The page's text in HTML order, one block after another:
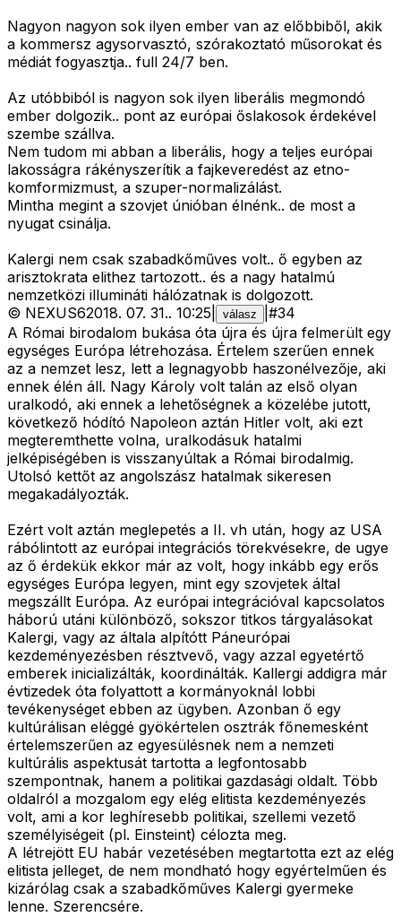
Nagyon nagyon sok ilyen ember van az előbbiből, akik
a kommersz agysorvasztó, szórakoztató műsorokat és
médiát fogyasztja.. full 24/7 ben.
Az utóbbiból is nagyon sok ilyen liberális megmondó
ember dolgozik.. pont az európai őslakosok érdekével
szembe szállva.
Nem tudom mi abban a liberális, hogy a teljes európai
lakosságra rákényszerítik a fajkeveredést az etno-
komformizmust, a szuper-normalizálást.
Mintha megint a szovjet únióban élnénk.. de most a
nyugat csinálja.
Kalergi nem csak szabadkőműves volt.. ő egyben az
arisztokrata elithez tartozott.. és a nagy hatalmú
nemzetközi illumináti hálózatnak is dolgozott.
© NEXUS62018. 07. 31.. 10:25 válasz #34
A Római birodalom bukása óta újra és újra felmerült egy
egységes Európa létrehozása. Értelem szerűen ennek
az a nemzet lesz, lett a legnagyobb haszonélvezője, aki
ennek élén áll. Nagy Károly volt talán az első olyan
uralkodó, aki ennek a lehetőségnek a közelébe jutott,
következő hódító Napoleon aztán Hitler volt, aki ezt
megteremthette volna, uralkodásuk hatalmi
jelképiségében is visszanyúltak a Római birodalmig.
Utolsó kettőt az angolszász hatalmak sikeresen
megakadályozták.
Ezért volt aztán meglepetés a II. vh után, hogy az USA
rábólintott az európai integrációs törekvésekre, de ugye
az ő érdekük ekkor már az volt, hogy inkább egy erős
egységes Európa legyen, mint egy szovjetek által
megszállt Európa. Az európai integrációval kapcsolatos
háború utáni különböző, sokszor titkos tárgyalásokat
Kalergi, vagy az általa alpítótt Páneurópai
kezdeményezésben résztvevő, vagy azzal egyetértő
emberek inicializálták, koordinálták. Kallergi addigra már
évtizedek óta folyattott a kormányoknál lobbi
tevékenységet ebben az ügyben. Azonban ő egy
kultúrálisan eléggé gyökértelen osztrák főnemesként
értelemszerűen az egyesülésnek nem a nemzeti
kultúrális aspektusát tartotta a legfontosabb
szempontnak, hanem a politikai gazdasági oldalt. Több
oldalról a mozgalom egy elég elitista kezdeményezés
volt, ami a kor leghíresebb politikai, szellemi vezető
személyiségeit (pl. Einsteint) célozta meg.
A létrejött EU habár vezetésében megtartotta ezt az elég
elitista jelleget, de nem mondható hogy egyértelműen és
kizárólag csak a szabadkőműves Kalergi gyermeke
lenne. Szerencsére.